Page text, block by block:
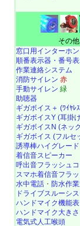
その他
窓口用インターホン
順番表示器・番号
作業連絡システム
消防サイレン 赤
手動サイレン 緑
助聴器
ギガボイス＋ (ﾜｲﾔﾚ
ギガボイスY (耳掛
ギガボイスN (ネッ
ギガボイス (フルセ
誘導棒ハイグレード
着信音スピーカー
呼出音フラッシュ
スマホ着信音フラ
水中電話 ・ 防水作
ドライブスルーシ
ハンドマイク機能表
ハンドマイク大きさ
電気式人工喉頭